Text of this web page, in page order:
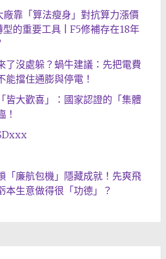
靠「算法瘦身」對抗算力漲價
型的重要工具 | F5修補存在18年
了沒處躲？蝸牛建議：先把電費
能擋住通膨與停電！
皆大歡喜」：國家認證的「集體
！
「廉航包機」隱藏成就！先爽飛
本生意做得很「功德」？